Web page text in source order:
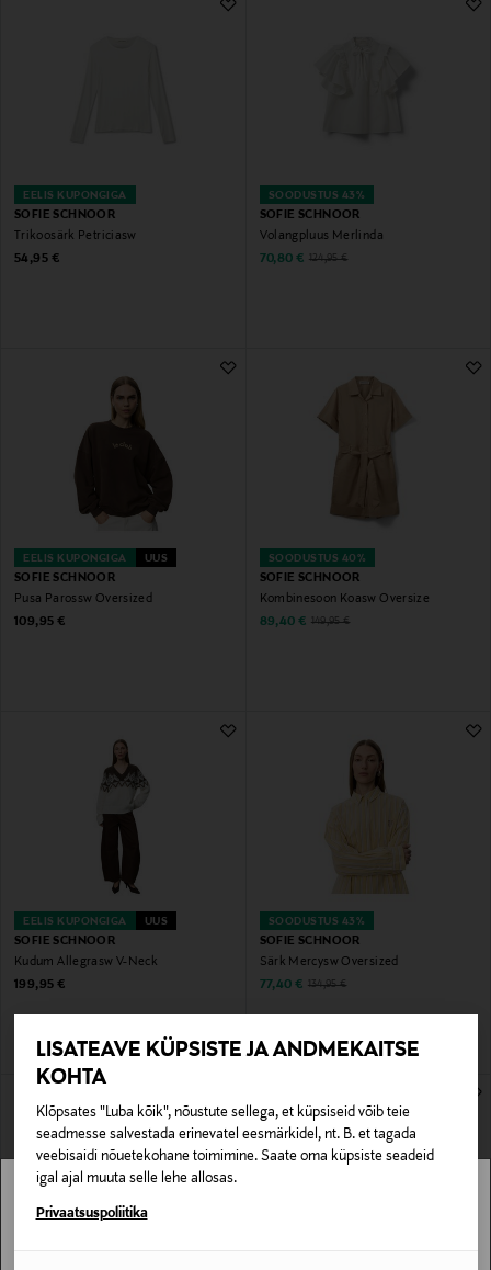
LISATEAVE KÜPSISTE JA ANDMEKAITSE
KOHTA
Klõpsates "Luba kõik", nõustute sellega, et küpsiseid võib teie
seadmesse salvestada erinevatel eesmärkidel, nt. B. et tagada
veebisaidi nõuetekohane toimimine. Saate oma küpsiste seadeid
igal ajal muuta selle lehe allosas.
Privaatsuspoliitika
EELIS KUPONGIGA
SOFIE SCHNOOR
Trikoosärk Petriciasw
Original Price
54,95 €
SOODUSTUS 43%
SOFIE SCHNOOR
Volangpluus Merlinda
Discounted Price
70,80 € Original Price
124,95 €
EELIS KUPONGIGA UUS
SOFIE SCHNOOR
Pusa Parossw Oversized
Original Price
109,95 €
SOODUSTUS 40%
SOFIE SCHNOOR
Kombinesoon Koasw Oversize
Discounted Price
89,40 € Original Price
149,95 €
EELIS KUPONGIGA UUS
SOFIE SCHNOOR
Kudum Allegrasw V-Neck
Original Price
199,95 €
SOODUSTUS 43%
SOFIE SCHNOOR
Särk Mercysw Oversized
Discounted Price
77,40 € Original Price
134,95 €
Stockmann pole Sinu riigis saadaval.